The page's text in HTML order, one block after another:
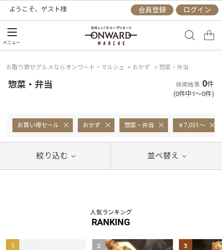
ようこそ、 ゲスト様 会員登録 ログイン
メニュー
お取り寄せグルメならオンワード・マルシェ > おかず > 惣菜・弁当
惣菜・弁当 検索結果 0件
(0件中1～0件)
お買い得セール おかず 惣菜・弁当 ￥7,001～
絞り込む 並べ替え
人気ランキング
RANKING
1 2 3